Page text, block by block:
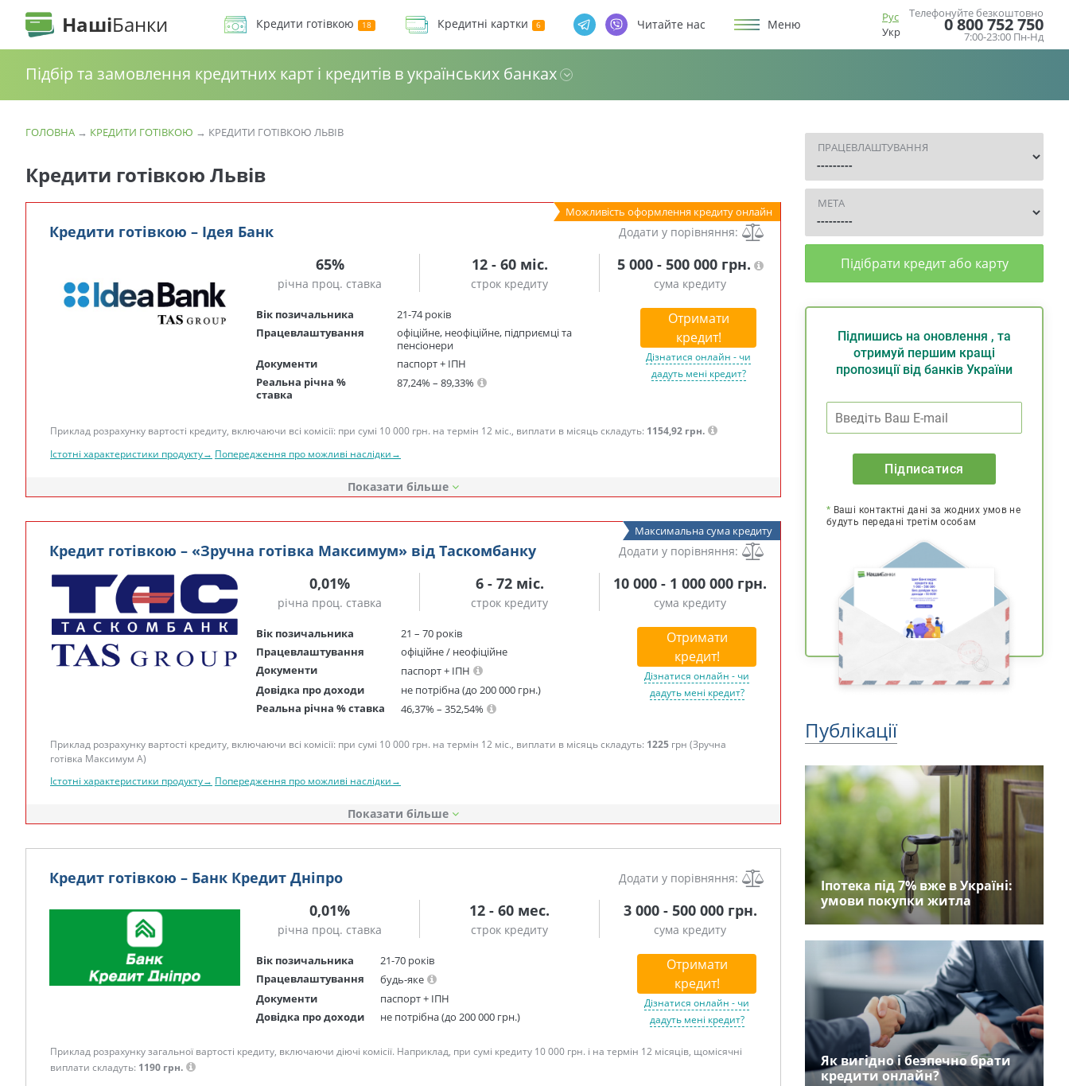
НашіБанки Кредити готівкою Кредитні картки Читайте нас Меню
Рус
Укр
Телефонуйте безкоштовно
0 800 752 750
7:00-23:00 Пн-Нд
Підбір та замовлення кредитних карт і кредитів в українських банках
ГОЛОВНА → КРЕДИТИ ГОТІВКОЮ → КРЕДИТИ ГОТІВКОЮ ЛЬВІВ
Кредити готівкою Львів
Можливість оформлення кредиту онлайн
Кредити готівкою – Ідея Банк Додати у порівняння:
65%
річна проц. ставка
12 - 60 міс.
строк кредиту
5 000 - 500 000 грн.
сума кредиту
Вік позичальника
21-74 років
Працевлаштування
офіційне, неофіційне, підприємці та
пенсіонери
Документи
паспорт + ІПН
Реальна річна %
ставка
87,24% – 89,33%
Отримати
кредит!
Дізнатися онлайн - чи
дадуть мені кредит?
Приклад розрахунку вартості кредиту, включаючи всі комісії: при сумі 10 000 грн. на термін 12 міс., виплати в місяць складуть: 1154,92 грн.
Істотні характеристики продукту→ Попередження про можливі наслідки→
Показати
Максимальна сума кредиту
Кредит готівкою – «Зручна готівка Максимум» від Таскомбанку Додати у порівняння:
0,01%
річна проц. ставка
6 - 72 міс.
строк кредиту
10 000 - 1 000 000 грн.
сума кредиту
Вік позичальника
21 – 70 років
Працевлаштування
офіційне / неофіційне
Документи
паспорт + ІПН
Довідка про доходи
не потрібна (до 200 000 грн.)
Реальна річна % ставка
46,37% – 352,54%
Отримати
кредит!
Дізнатися онлайн - чи
дадуть мені кредит?
Приклад розрахунку вартості кредиту, включаючи всі комісії: при сумі 10 000 грн. на термін 12 міс., виплати в місяць складуть: 1225 грн (Зручна
готівка Максимум А)
Істотні характеристики продукту→ Попередження про можливі наслідки→
Показати
Кредит готівкою – Банк Кредит Дніпро Додати у порівняння:
0,01%
річна проц. ставка
12 - 60 мес.
строк кредиту
3 000 - 500 000 грн.
сума кредиту
Вік позичальника
21-70 років
Працевлаштування
будь-яке
Документи
паспорт + ІПН
Довідка про доходи
не потрібна (до 200 000 грн.)
Отримати
кредит!
Дізнатися онлайн - чи
дадуть мені кредит?
Приклад розрахунку загальної вартості кредиту, включаючи діючі комісії. Наприклад, при сумі кредиту 10 000 грн. і на термін 12 місяців, щомісячні
виплати складуть: 1190 грн.
ПРАЦЕВЛАШТУВАННЯ
МЕТА
Підібрати кредит або карту
Підпишись на оновлення , та
отримуй першим кращі
пропозиції від банків України
Підписатися
* Ваші контактні дані за жодних умов не
будуть передані третім особам
Публікації
Іпотека під 7% вже в Україні:
умови покупки житла
Як вигідно і безпечно брати
кредити онлайн?